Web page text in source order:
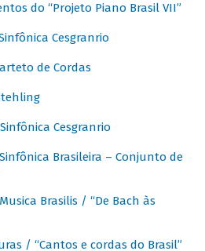
do “Projeto Piano Brasil VII”
Cesgranrio
de Cordas
Cesgranrio
Brasileira – Conjunto de
Brasilis / “De Bach às
/ “Cantos e cordas do Brasil”